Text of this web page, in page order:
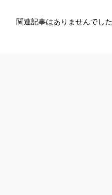
関連記事はありませんでした